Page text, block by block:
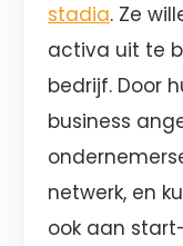
stadia. Ze
activa uit te
bedrijf. Door
business
netwerk, en
ook aan